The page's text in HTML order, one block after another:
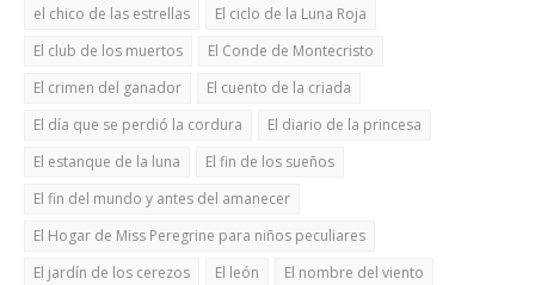
el chico de las estrellas
El ciclo de la Luna Roja
El club de los muertos
El Conde de Montecristo
El crimen del ganador
El cuento de la criada
El día que se perdió la cordura
El diario de la princesa
El estanque de la luna
El fin de los sueños
El fin del mundo y antes del amanecer
El Hogar de Miss Peregrine para niños peculiares
El jardín de los cerezos
El león
El nombre del viento